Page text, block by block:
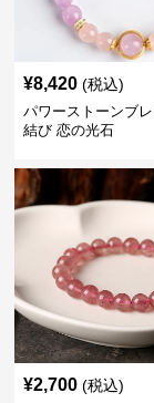
¥8,420 (税込)
パワーストーンブ
結び 恋の光石
¥2,700 (税込)